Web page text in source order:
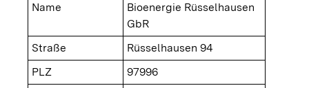
Name
Bioenergie Rüsselhausen
GbR
Straße
Rüsselhausen 94
PLZ
97996